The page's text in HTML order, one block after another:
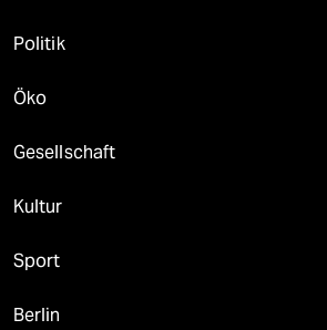
Politik
Öko
Gesellschaft
Kultur
Sport
Berlin